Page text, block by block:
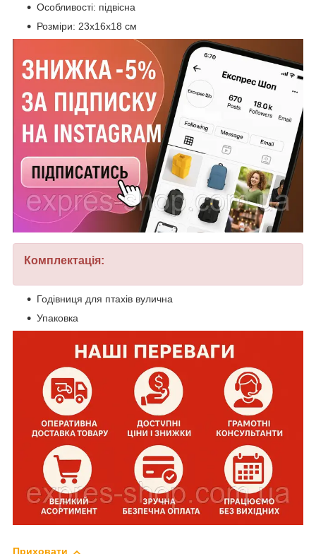
Особливості: підвісна
Розміри: 23х16х18 см
Комплектація:
Годівниця для птахів вулична
Упаковка
Приховати